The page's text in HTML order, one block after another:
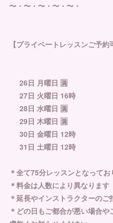
〜・〜・〜・〜・〜・
【プライベートレッスンご予約
26日 月曜日 🈵
27日 火曜日 16時
28日 水曜日 🈵
29日 木曜日 🈵
30日 金曜日 12時
31日 土曜日 12時
＊全て75分レッスンとなってお
＊料金は人数により異なります
＊延長やインストラクターの
＊どの日もご都合が悪い場合